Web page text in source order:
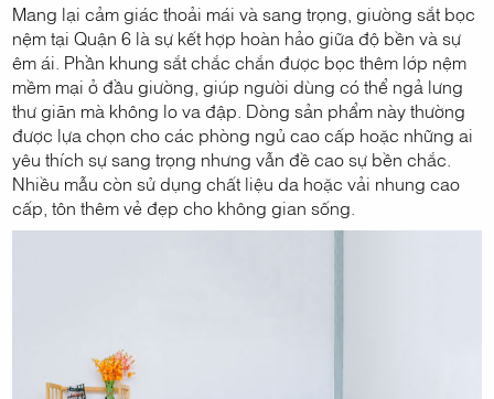
Mang lại cảm giác thoải mái và sang trọng, giường sắt bọc
nệm tại Quận 6 là sự kết hợp hoàn hảo giữa độ bền và sự
êm ái. Phần khung sắt chắc chắn được bọc thêm lớp nệm
mềm mại ở đầu giường, giúp người dùng có thể ngả lưng
thư giãn mà không lo va đập. Dòng sản phẩm này thường
được lựa chọn cho các phòng ngủ cao cấp hoặc những ai
yêu thích sự sang trọng nhưng vẫn đề cao sự bền chắc.
Nhiều mẫu còn sử dụng chất liệu da hoặc vải nhung cao
cấp, tôn thêm vẻ đẹp cho không gian sống.